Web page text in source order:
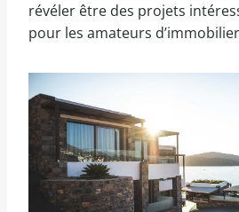
révéler être des projets
pour les amateurs